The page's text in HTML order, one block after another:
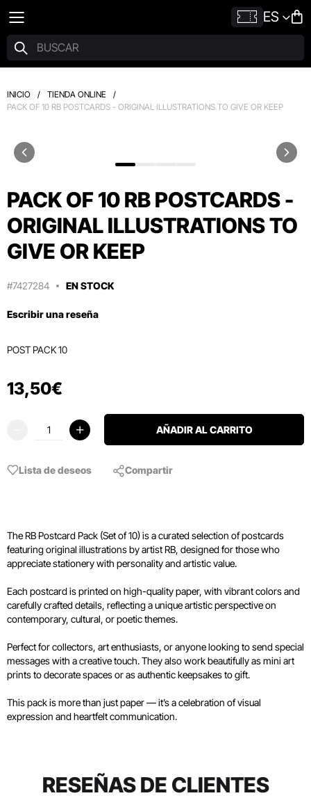
ES
INICIO / TIENDA ONLINE
/
PACK OF 10 RB POSTCARDS - ORIGINAL ILLUSTRATIONS TO GIVE OR KEEP
PACK OF 10 RB POSTCARDS -
ORIGINAL ILLUSTRATIONS TO
GIVE OR KEEP
#7427284 EN STOCK
Escribir una reseña
POST PACK 10
13,50€
AÑADIR AL CARRITO
Lista de deseos Compartir
The RB Postcard Pack (Set of 10) is a curated selection of postcards
featuring original illustrations by artist RB, designed for those who
appreciate stationery with personality and artistic value.
Each postcard is printed on high-quality paper, with vibrant colors and
carefully crafted details, reflecting a unique artistic perspective on
contemporary, cultural, or poetic themes.
Perfect for collectors, art enthusiasts, or anyone looking to send special
messages with a creative touch. They also work beautifully as mini art
prints to decorate spaces or as authentic keepsakes to gift.
This pack is more than just paper — it’s a celebration of visual
expression and heartfelt communication.
RESEÑAS DE CLIENTES